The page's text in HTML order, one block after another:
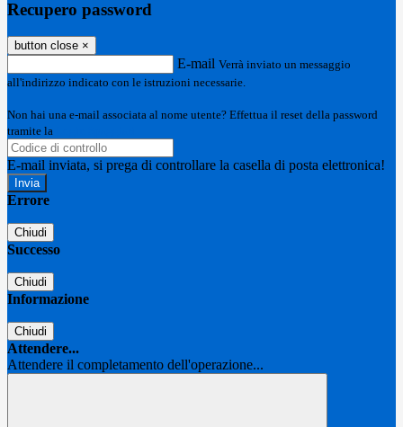
Recupero password
button close ×
E-mail Verrà inviato un messaggio
all'indirizzo indicato con le istruzioni necessarie.
Non hai una e-mail associata al nome utente? Effettua il reset della password
tramite la
E-mail inviata, si prega di controllare la casella di posta elettronica!
Errore
Chiudi
Successo
Chiudi
Informazione
Chiudi
Attendere...
Attendere il completamento dell'operazione...